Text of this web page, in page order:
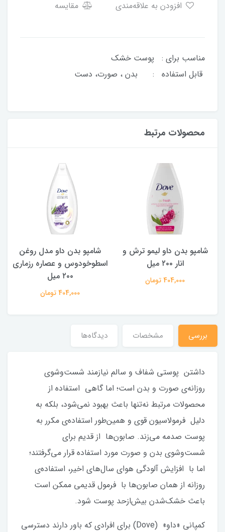
مقایسه
مناسب برای : پوست خشک
قابل استفاده : بدن ، صورت، دست
محصولات مرتبط
شامپو بدن داو لیمو ترش و
انار ۲۰۰ میل
404,000 تومان
شامپو بدن ‌داو مدل روغن
اسطوخودوس و عصاره رزماری
۲۰۰ میل
404,000 تومان
بررسی مشخصات دیدگاه‌ها
داشتن پوستی شفاف و سالم نیازمند شست‌وشوی
روزانه‌ی صورت و بدن است؛ اما گاهی استفاده از
محصولات مرتبط نه‌تنها باعث بهبود نمی‌شود، بلکه به
دلیل فرمولاسیون قوی و همین‌طور استفاده‌ی مکرر به
پوست صدمه می‌زند. صابون‌ها از قدیم برای
شست‌وشوی بدن و صورت مورد استفاده قرار می‌گرفتند؛
اما با افزایش آلودگی‌ هوای سال‌های اخیر، استفاده‌ی
روزانه از همان صابون‌ها با فرمول قدیمی ممکن است
باعث خشک‌شدن بیش‌ازحد پوست شود.
کمپانی «داو» (Dove) برای افرادی که باور دارند دسترسی